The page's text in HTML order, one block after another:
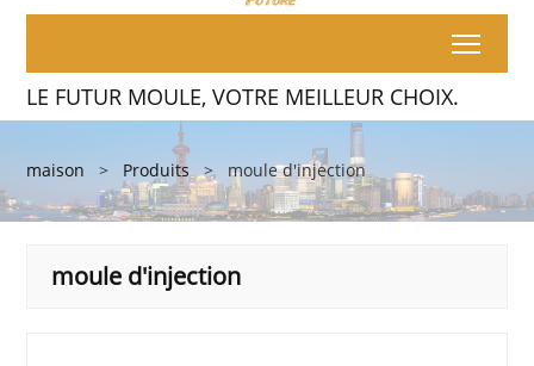
LE FUTUR MOULE, VOTRE MEILLEUR CHOIX.
maison > Produits > moule d'injection
moule d'injection